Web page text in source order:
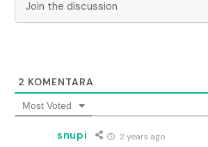
2 KOMENTARA
Most Voted
snupi 2 years ago